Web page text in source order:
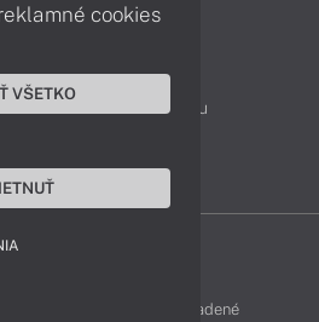
Kontakty
Obchodné oddelenie
Reklamácia tovaru
- 2026 Všetky práva vyhradené
cookies
VŠETKO